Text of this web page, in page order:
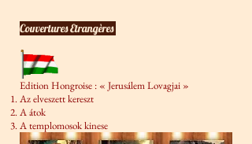
Couvertures Etrangères
Edition Hongroise : « Jerusálem Lovagjai »
Az elveszett kereszt
A átok
A templomosok kinese